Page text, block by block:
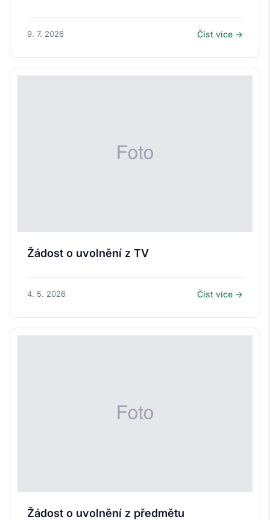
9. 7. 2026 Číst více →
Žádost o uvolnění z TV
4. 5. 2026 Číst více →
Žádost o uvolnění z předmětu